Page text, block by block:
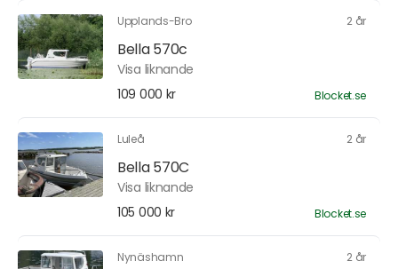
Upplands-Bro 2 år
Bella 570c
Visa liknande
109 000 kr
Blocket.se
Luleå 2 år
Bella 570C
Visa liknande
105 000 kr
Blocket.se
Nynäshamn 2 år